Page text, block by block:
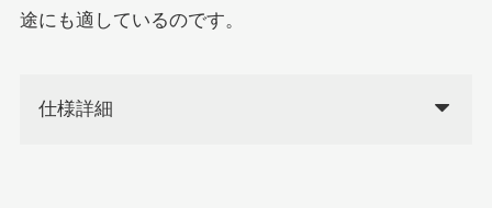
途にも適しているのです。
仕様詳細